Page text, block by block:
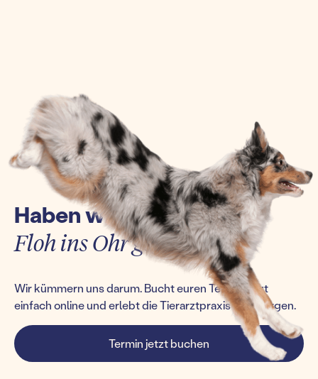
Haben wir euch einen
Floh ins Ohr gesetzt?
Wir kümmern uns darum. Bucht euren Termin jetzt
einfach online und erlebt die Tierarztpraxis von morgen.
Termin jetzt buchen